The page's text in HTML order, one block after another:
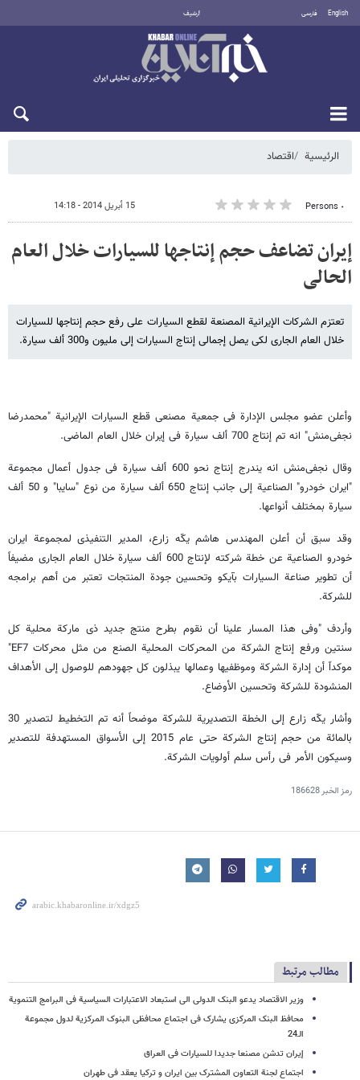
English فارسی أرشيف
الرئيسية اقتصاد
٠ Persons 15 أبريل 2014 - 14:18
إیران تضاعف حجم إنتاجها للسیارات خلال العام
الحالی
تعتزم الشرکات الإیرانیة المصنعة لقطع السیارات علی رفع حجم إنتاجها للسیارات
خلال العام الجاری لکی یصل إجمالی إنتاج السیارات إلی ملیون و300 ألف سیارة.
وأعلن عضو مجلس الإدارة فی جمعیة مصنعی قطع السیارات الإیرانیة "محمدرضا
نجفی‌منش" انه تم إنتاج 700 ألف سیارة فی إیران خلال العام الماضی.
وقال نجفی‌منش انه یندرج إنتاج نحو 600 ألف سیارة فی جدول أعمال مجموعة
"ایران خودرو" الصناعیة إلی جانب إنتاج 650 ألف سیارة من نوع "سایبا" و 50 ألف
سیارة بمختلف أنواعها.
وقد سبق أن أعلن المهندس هاشم یکّه زارع، المدیر التنفیذی لمجموعة ایران
خودرو الصناعیة عن خطة شرکته لإنتاج 600 ألف سیارة خلال العام الجاری مضیفاً
أن تطویر صناعة السیارات بآیکو وتحسین جودة المنتجات تعتبر من أهم برامجه
للشرکة.
وأردف "وفی هذا المسار علینا أن نقوم بطرح منتج جدید ذی مارکة محلیة کل
سنتین ورفع إنتاج الشرکة من المحرکات المحلیة الصنع من مثل محرکات EF7"
موکداّ أن إدارة الشرکة وموظفیها وعمالها یبذلون کل جهودهم للوصول إلى الأهداف
المنشودة للشرکة وتحسین الأوضاع.
وأشار یکّه زارع إلى الخطة التصدیریة للشرکة موضحاً أنه تم التخطیط لتصدیر 30
بالمائة من حجم إنتاج الشرکة حتى عام 2015 إلى الأسواق المستهدفة للتصدیر
وسیکون الأمر فی رأس سلم أولویات الشرکة.
رمز الخبر186628
مطالب مرتبط
وزیر الاقتصاد یدعو البنک الدولی الی استبعاد الاعتبارات السیاسیة فی البرامج التنمویة
محافظ البنک المرکزی یشارک فی اجتماع محافظی البنوک المرکزیة لدول مجموعة
الـ24
إیران تدشن مصنعا جدیدا للسیارات فی العراق
اجتماع لجنة التعاون المشترک بین ایران و ترکیا یعقد فی طهران